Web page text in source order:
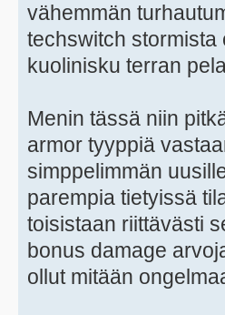
vähemmän
techswitch
kuolinisku terran
Menin tässä niin
armor tyyppiä
simppelimmän
parempia tietyissä
toisistaan riittävästi
bonus damage
ollut mitään